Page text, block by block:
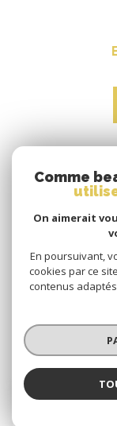
Nos
Comme
On aimerait
En poursuivant,
cookies par ce
contenus